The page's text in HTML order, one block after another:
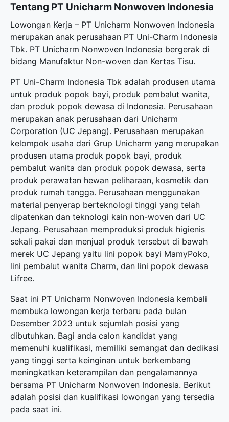
Tentang PT Unicharm Nonwoven Indonesia
Lowongan Kerja – PT Unicharm Nonwoven Indonesia
merupakan anak perusahaan PT Uni-Charm Indonesia
Tbk. PT Unicharm Nonwoven Indonesia bergerak di
bidang Manufaktur Non-woven dan Kertas Tisu.
PT Uni-Charm Indonesia Tbk adalah produsen utama
untuk produk popok bayi, produk pembalut wanita,
dan produk popok dewasa di Indonesia. Perusahaan
merupakan anak perusahaan dari Unicharm
Corporation (UC Jepang). Perusahaan merupakan
kelompok usaha dari Grup Unicharm yang merupakan
produsen utama produk popok bayi, produk
pembalut wanita dan produk popok dewasa, serta
produk perawatan hewan peliharaan, kosmetik dan
produk rumah tangga. Perusahaan menggunakan
material penyerap berteknologi tinggi yang telah
dipatenkan dan teknologi kain non-woven dari UC
Jepang. Perusahaan memproduksi produk higienis
sekali pakai dan menjual produk tersebut di bawah
merek UC Jepang yaitu lini popok bayi MamyPoko,
lini pembalut wanita Charm, dan lini popok dewasa
Lifree.
Saat ini PT Unicharm Nonwoven Indonesia kembali
membuka lowongan kerja terbaru pada bulan
Desember 2023 untuk sejumlah posisi yang
dibutuhkan. Bagi anda calon kandidat yang
memenuhi kualifikasi, memiliki semangat dan dedikasi
yang tinggi serta keinginan untuk berkembang
meningkatkan keterampilan dan pengalamannya
bersama PT Unicharm Nonwoven Indonesia. Berikut
adalah posisi dan kualifikasi lowongan yang tersedia
pada saat ini.